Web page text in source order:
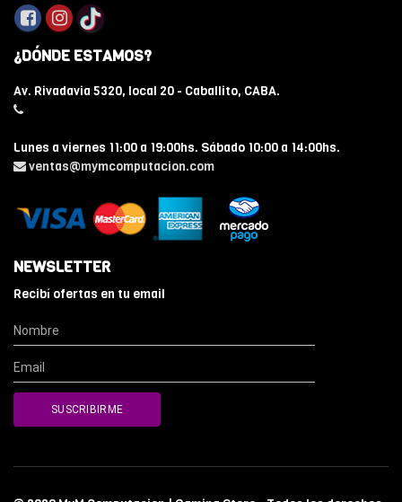
¿DÓNDE ESTAMOS?
Av. Rivadavia 5320, local 20 - Caballito, CABA.
Lunes a viernes 11:00 a 19:00hs. Sábado 10:00 a 14:00hs.
ventas@mymcomputacion.com
NEWSLETTER
Recibí ofertas en tu email